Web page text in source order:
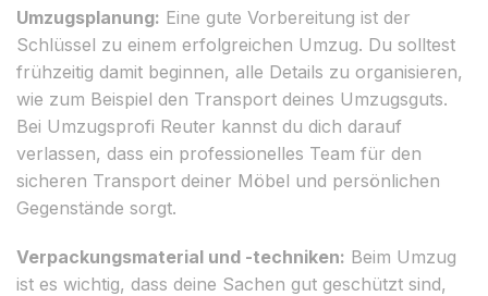
Umzugsplanung: Eine gute Vorbereitung ist der
Schlüssel zu einem erfolgreichen Umzug. Du solltest
frühzeitig damit beginnen, alle Details zu organisieren,
wie zum Beispiel den Transport deines Umzugsguts.
Bei Umzugsprofi Reuter kannst du dich darauf
verlassen, dass ein professionelles Team für den
sicheren Transport deiner Möbel und persönlichen
Gegenstände sorgt.
Verpackungsmaterial und -techniken: Beim Umzug
ist es wichtig, dass deine Sachen gut geschützt sind,